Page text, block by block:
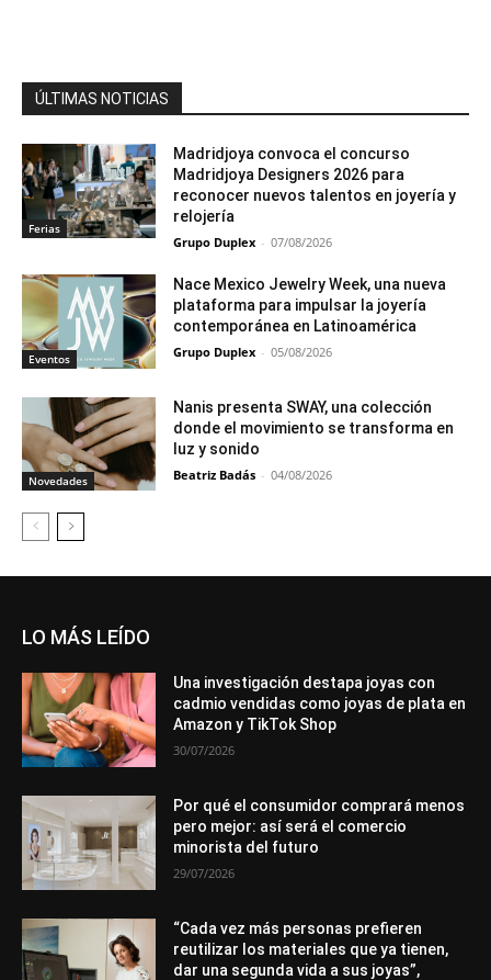
ÚLTIMAS NOTICIAS
Ferias
Madridjoya convoca el concurso
Madridjoya Designers 2026 para
reconocer nuevos talentos en joyería y
relojería
Grupo Duplex - 07/08/2026
Eventos
Nace Mexico Jewelry Week, una nueva
plataforma para impulsar la joyería
contemporánea en Latinoamérica
Grupo Duplex - 05/08/2026
Novedades
Nanis presenta SWAY, una colección
donde el movimiento se transforma en
luz y sonido
Beatriz Badás - 04/08/2026
LO MÁS LEÍDO
Una investigación destapa joyas con
cadmio vendidas como joyas de plata en
Amazon y TikTok Shop
30/07/2026
Por qué el consumidor comprará menos
pero mejor: así será el comercio
minorista del futuro
29/07/2026
“Cada vez más personas prefieren
reutilizar los materiales que ya tienen,
dar una segunda vida a sus joyas”,